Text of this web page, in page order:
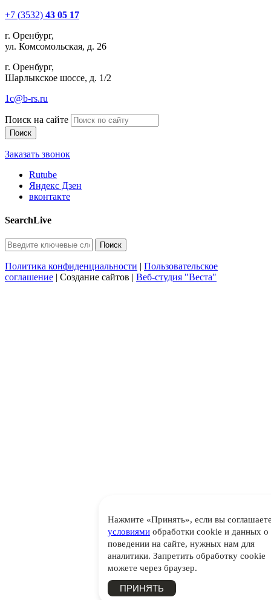
+7 (3532) 43 05 17
г. Оренбург,
ул. Комсомольская, д. 26
г. Оренбург,
Шарлыкское шоссе, д. 1/2
1c@b-rs.ru
Поиск на сайте
Заказать звонок
Rutube
Яндекс Дзен
вконтакте
SearchLive
Политика конфиденциальности | Пользовательское
соглашение | Создание сайтов | Веб-студия "Веста"
Нажмите «Принять», если вы
условиями обработки cookie и данных о
поведении на сайте, нужных нам для
аналитики. Запретить обработку cookie
можете через браузер.
ПРИНЯТЬ